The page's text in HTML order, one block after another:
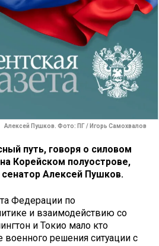
Алексей Пушков. Фото: ПГ / Игорь Самохвалов
путь, говоря о силовом
Корейском полуострове,
сенатор Алексей Пушков.
Федерации по
и взаимодействию со
и Токио мало кто
решения ситуации с